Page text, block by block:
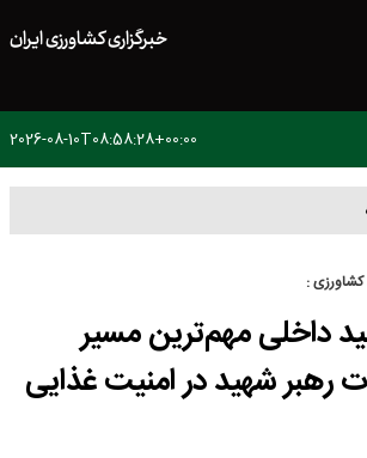
خبرگزاری کشاورزی ایران
2026-08-10T08:58:28+00:00
کشاورزی :
داخلی مهم‌ترین مسیر
رهبر شهید در امنیت غذایی